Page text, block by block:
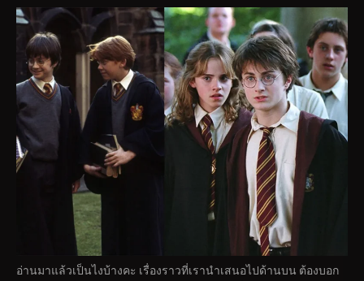
อ่านมาแล้วเป็นไงบ้างคะ เรื่องราวที่เรานำเสนอไปด้านบน ต้องบอก